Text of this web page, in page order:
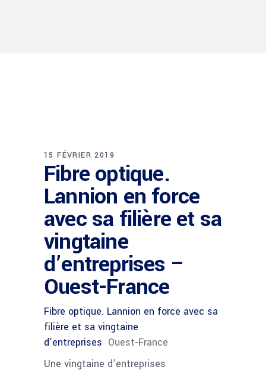
15 FÉVRIER 2019
Fibre optique.
Lannion en force
avec sa filière et sa
vingtaine
d’entreprises –
Ouest-France
Fibre optique. Lannion en force avec sa
filière et sa vingtaine
d’entreprises Ouest-France
Une vingtaine d’entreprises